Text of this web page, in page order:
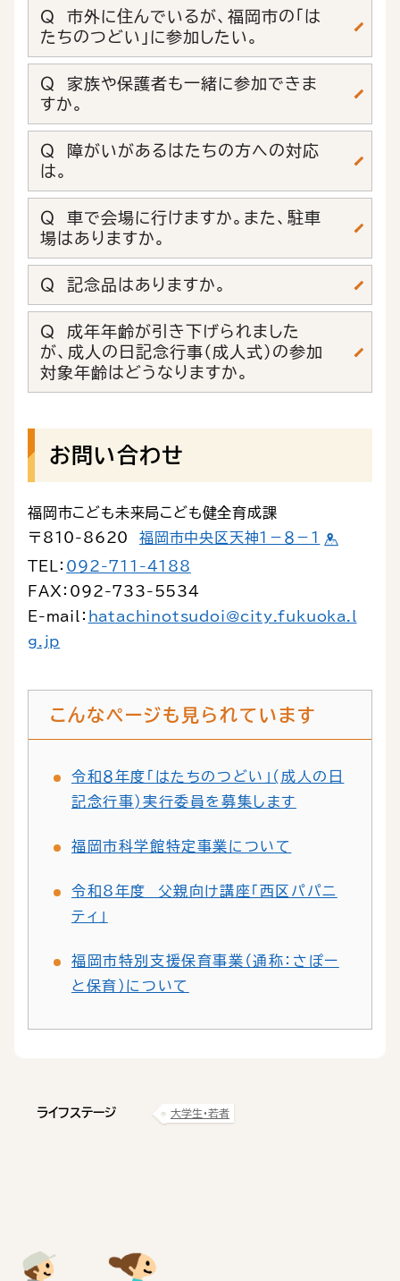
Q 市外に住んでいるが、福岡市の「は
たちのつどい」に参加したい。
Ｑ 家族や保護者も一緒に参加できま
すか。
Ｑ 障がいがあるはたちの方への対応
は。
Ｑ 車で会場に行けますか。また、駐車
場はありますか。
Ｑ 記念品はありますか。
Q 成年年齢が引き下げられました
が、成人の日記念行事（成人式）の参加
対象年齢はどうなりますか。
お問い合わせ
福岡市こども未来局こども健全育成課
〒810-8620 福岡市中央区天神１－８－１
TEL： 092-711-4188
FAX：092-733-5534
E-mail： hatachinotsudoi@city.fukuoka.l
g.jp
こんなページも見られています
令和８年度「はたちのつどい」(成人の日
記念行事)実行委員を募集します
福岡市科学館特定事業について
令和8年度 父親向け講座「西区パパニ
ティ」
福岡市特別支援保育事業（通称：さぽー
と保育）について
ライフステージ 大学生・若者